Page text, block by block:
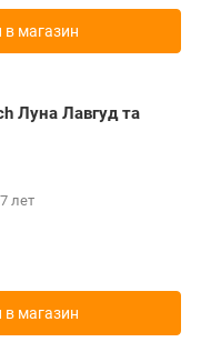
в магазин
Луна Лавгуд та
лет
в магазин